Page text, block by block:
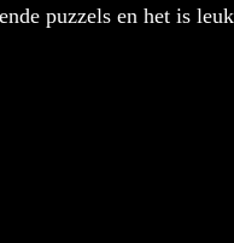
puzzels en het is